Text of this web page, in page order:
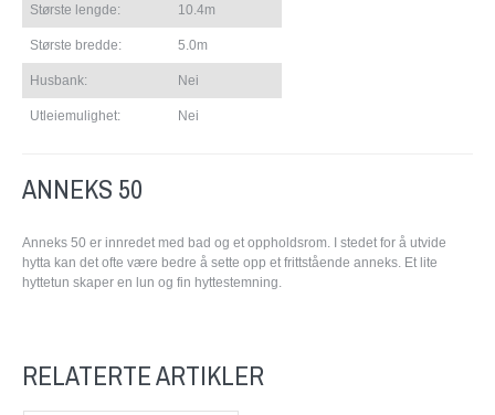
Største lengde: 10.4m
Største bredde: 5.0m
Husbank: Nei
Utleiemulighet: Nei
ANNEKS 50
Anneks 50 er innredet med bad og et oppholdsrom. I stedet for å utvide
hytta kan det ofte være bedre å sette opp et frittstående anneks. Et lite
hyttetun skaper en lun og fin hyttestemning.
RELATERTE ARTIKLER